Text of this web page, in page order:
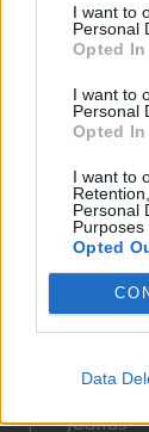
I want to
Personal
Opted In
I want to
Personal
Opted In
I want to
Personal
Purposes
Opted
Data
Liget
Krónika
Bihari
Erdélyi
Főtér
Rádió
Jóállás